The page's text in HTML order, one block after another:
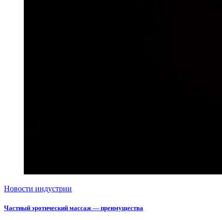
Новости индустрии
Частный эротический массаж — преимущества